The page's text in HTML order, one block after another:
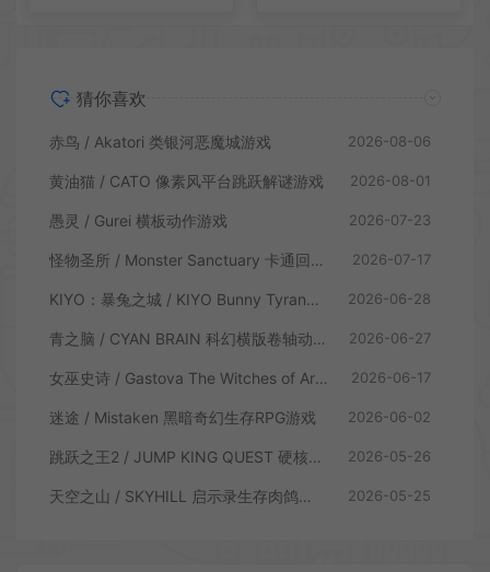
猜你喜欢
赤鸟 / Akatori 类银河恶魔城游戏 2026-08-06
黄油猫 / CATO 像素风平台跳跃解谜游戏 2026-08-01
愚灵 / Gurei 横板动作游戏 2026-07-23
怪物圣所 / Monster Sanctuary 卡通回合制横板动作游戏 2026-07-17
KIYO：暴兔之城 / KIYO Bunny Tyranny 潜行动作游戏 2026-06-28
青之脑 / CYAN BRAIN 科幻横版卷轴动作游戏 2026-06-27
女巫史诗 / Gastova The Witches of Arkana 类银河恶魔城动作游戏 2026-06-17
迷途 / Mistaken 黑暗奇幻生存RPG游戏 2026-06-02
跳跃之王2 / JUMP KING QUEST 硬核横板跳跃游戏 2026-05-26
天空之山 / SKYHILL 启示录生存肉鸽游戏 2026-05-25